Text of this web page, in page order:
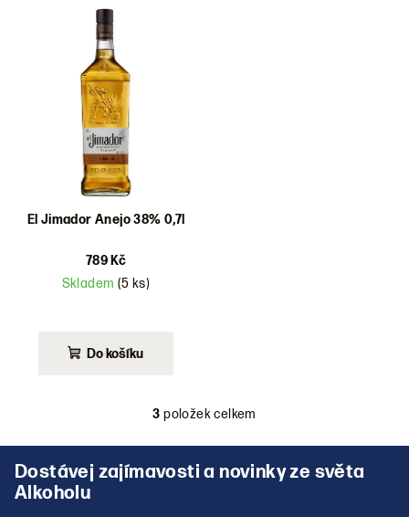
El Jimador Anejo 38% 0,7l
789 Kč
Skladem (5 ks)
Do košíku
O
v
l
3 položek celkem